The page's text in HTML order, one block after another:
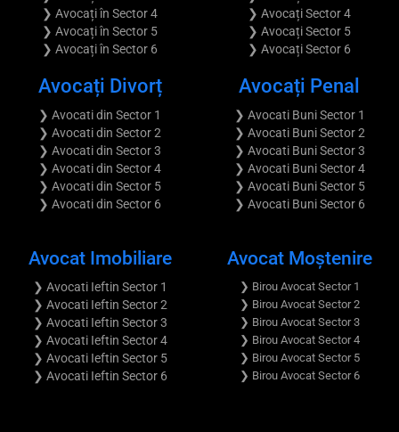
❯ Avocați în Sector 4
❯ Avocați în Sector 5
❯ Avocați în Sector 6
❯ Avocați Sector 4
❯ Avocați Sector 5
❯ Avocați Sector 6
Avocați Divorț
❯ Avocati din Sector 1
❯ Avocati din Sector 2
❯ Avocati din Sector 3
❯ Avocati din Sector 4
❯ Avocati din Sector 5
❯ Avocati din Sector 6
Avocați Penal
❯ Avocati Buni Sector 1
❯ Avocati Buni Sector 2
❯ Avocati Buni Sector 3
❯ Avocati Buni Sector 4
❯ Avocati Buni Sector 5
❯ Avocati Buni Sector 6
Avocat Imobiliare
❯ Avocati Ieftin Sector 1
❯ Avocati Ieftin Sector 2
❯ Avocati Ieftin Sector 3
❯ Avocati Ieftin Sector 4
❯ Avocati Ieftin Sector 5
❯ Avocati Ieftin Sector 6
Avocat Moştenire
❯ Birou Avocat Sector 1
❯ Birou Avocat Sector 2
❯ Birou Avocat Sector 3
❯ Birou Avocat Sector 4
❯ Birou Avocat Sector 5
❯ Birou Avocat Sector 6